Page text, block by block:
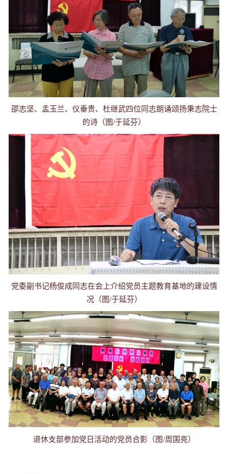
邵志坚、孟玉兰、仪垂贵、杜继武四位同志朗诵颂扬秉志院士
的诗（图/于延芬）
党委副书记杨俊成同志在会上介绍党员主题教育基地的建设情
况（图/于延芬）
退休支部参加党日活动的党员合影（图/周国亮）